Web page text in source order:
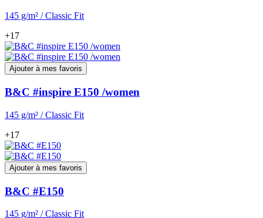
145 g/m² / Classic Fit
+17
Ajouter à mes favoris
B&C #inspire E150 /women
145 g/m² / Classic Fit
+17
Ajouter à mes favoris
B&C #E150
145 g/m² / Classic Fit